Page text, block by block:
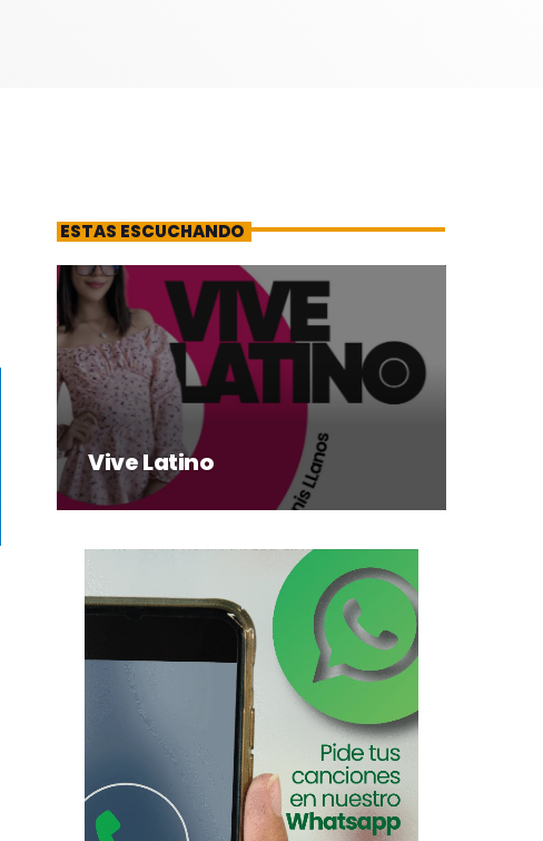
ESTAS ESCUCHANDO
Vive Latino